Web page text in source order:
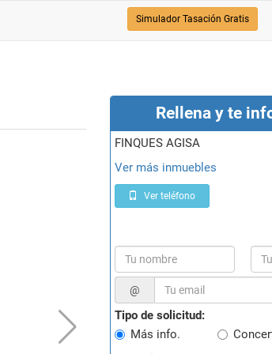
Simulador Tasación Gratis
Rellena y te
FINQUES AGISA
Ver más inmuebles
Ver teléfono
@
Tipo de solicitud:
Más info.